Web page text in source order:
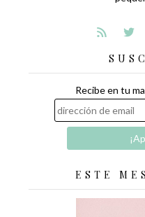
Recibe en tu
ESTE